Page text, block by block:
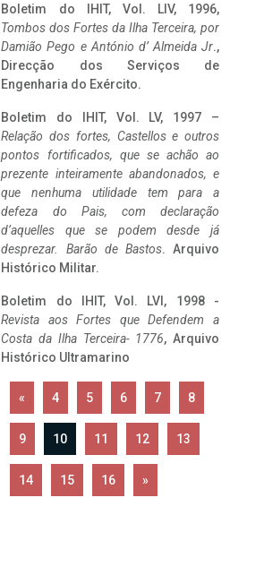
Boletim do IHIT, Vol. LIV, 1996,
Tombos dos Fortes da Ilha Terceira, por
Damião Pego e António d’ Almeida Jr.,
Direcção dos Serviços de
Engenharia do Exército.
Boletim do IHIT, Vol. LV, 1997 –
Relação dos fortes, Castellos e outros
pontos fortificados, que se achão ao
prezente inteiramente abandonados, e
que nenhuma utilidade tem para a
defeza do Pais, com declaração
d’aquelles que se podem desde já
desprezar. Barão de Bastos. Arquivo
Histórico Militar.
Boletim do IHIT, Vol. LVI, 1998 -
Revista aos Fortes que Defendem a
Costa da Ilha Terceira- 1776, Arquivo
Histórico Ultramarino
« 4 5 6 7 8
9 10 11 12 13
14 15 16 »